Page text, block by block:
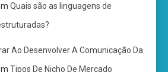
Quais são as linguagens de
Ao Desenvolver A Comunicação Da
Tipos De Nicho De Mercado